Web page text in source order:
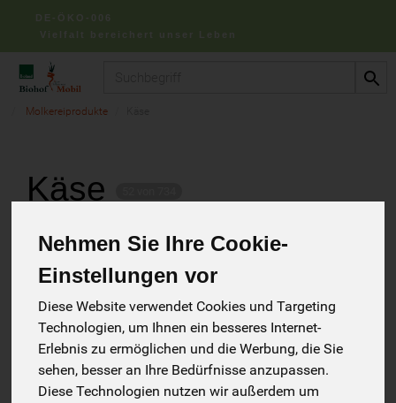
Nehmen Sie Ihre Cookie-
Einstellungen vor
Diese Website verwendet Cookies und Targeting
Technologien, um Ihnen ein besseres Internet-
Erlebnis zu ermöglichen und die Werbung, die Sie
sehen, besser an Ihre Bedürfnisse anzupassen.
Diese Technologien nutzen wir außerdem um
DE-ÖKO-006
Vielfalt bereichert unser Leben
Molkereiprodukte
Käse
Hersteller Ernährung Allergene